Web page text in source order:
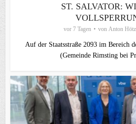
ST. SALVATOR:
vor 7 Tagen von Anton
Auf der Staatsstraße 2093 im Bereich
(Gemeinde Rimsting bei